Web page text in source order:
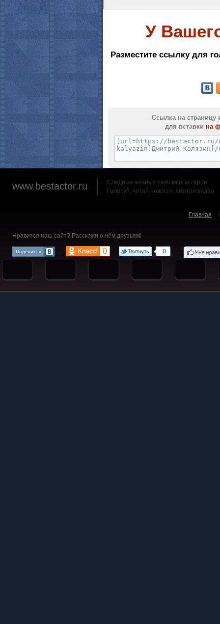
У
Разместите ссылку для
Ссылка на страницу
для вставки на
www.bestactor.ru
Следи за жизнью любимых актеров
Голосуй, читай новости, смотри видео
Главная
Нравится наш сайт? Расскажи о нём друзьям!